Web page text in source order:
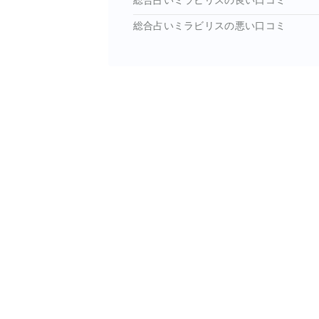
総合占いミラビリスの悪い口コミ